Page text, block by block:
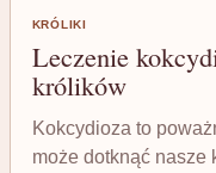
KRÓLIKI
Leczenie
królików
Kokcydioza to
może dotknąć nasze